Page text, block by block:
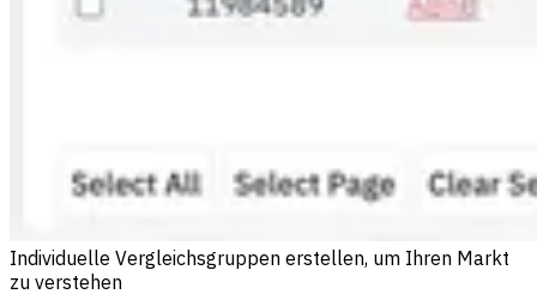
Individuelle Vergleichsgruppen erstellen, um Ihren Markt
zu verstehen